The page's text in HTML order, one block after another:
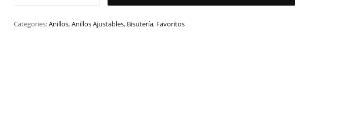
Categories:Anillos,Anillos Ajustables, Bisutería, Favoritos